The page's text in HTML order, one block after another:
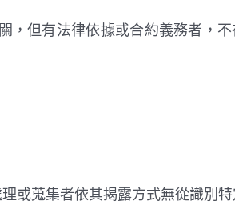
但有法律依據或合約義務者，不
或蒐集者依其揭露方式無從識別特